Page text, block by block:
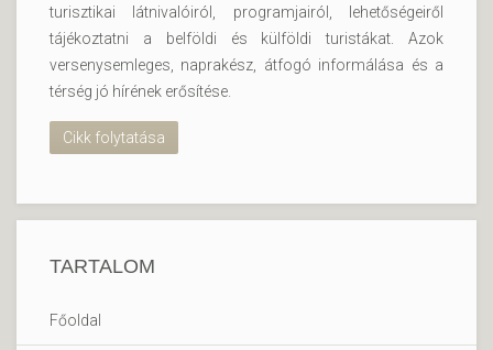
turisztikai látnivalóiról, programjairól, lehetőségeiről
tájékoztatni a belföldi és külföldi turistákat. Azok
versenysemleges, naprakész, átfogó informálása és a
térség jó hírének erősítése.
Cikk folytatása
TARTALOM
Főoldal